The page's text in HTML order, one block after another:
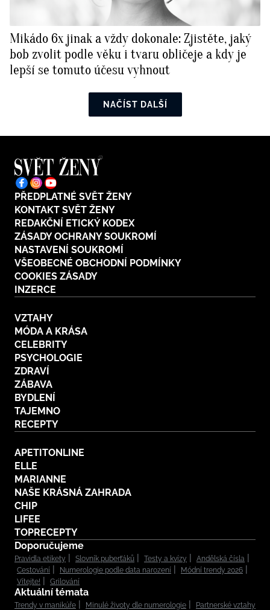
Mikádo 6x jinak a vždy dokonale: Zjistěte, jaký
bob zvolit podle věku i tvaru obličeje a kdy je
lepší se tomuto účesu vyhnout
NAČÍST DALŠÍ
PŘEDPLATNÉ SVĚT ŽENY
KONTAKT SVĚT ŽENY
REDAKČNÍ ETICKÝ KODEX
ZÁSADY OCHRANY SOUKROMÍ
NASTAVENÍ SOUKROMÍ
VŠEOBECNÉ OBCHODNÍ PODMÍNKY
COOKIES ZÁSADY
INZERCE
VZTAHY
MÓDA A KRÁSA
CELEBRITY
PSYCHOLOGIE
ZDRAVÍ
ZÁBAVA
BYDLENÍ
TAJEMNO
RECEPTY
APETITONLINE
ELLE
MARIANNE
NAŠE KRÁSNÁ ZAHRADA
CHIP
LIFEE
TOPRECEPTY
Doporučujeme
Pravidla etikety Slovník puberťáků Testy a kvízy
Andělská čísla
Cestování
Numerologie podle data narození
Módní trendy 2026
Vítejte!
Grilování
Aktuální témata
Trendy v manikúře Minulé životy dle numerologie
Partnerské vztahy